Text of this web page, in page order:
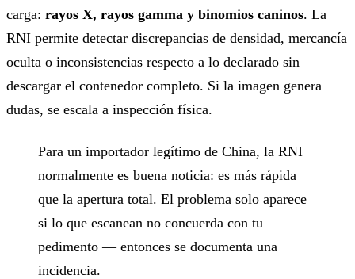
carga: rayos X, rayos gamma y binomios caninos. La
RNI permite detectar discrepancias de densidad, mercancía
oculta o inconsistencias respecto a lo declarado sin
descargar el contenedor completo. Si la imagen genera
dudas, se escala a inspección física.
Para un importador legítimo de China, la RNI
normalmente es buena noticia: es más rápida
que la apertura total. El problema solo aparece
si lo que escanean no concuerda con tu
pedimento — entonces se documenta una
incidencia.